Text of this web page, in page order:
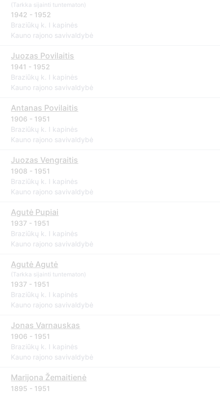
(Tarkka sijainti tuntematon)
1942 - 1952
Braziūkų k. I kapinės
Kauno rajono savivaldybė
Juozas Povilaitis
1941 - 1952
Braziūkų k. I kapinės
Kauno rajono savivaldybė
Antanas Povilaitis
1906 - 1951
Braziūkų k. I kapinės
Kauno rajono savivaldybė
Juozas Vengraitis
1908 - 1951
Braziūkų k. I kapinės
Kauno rajono savivaldybė
Agutė Pupiai
1937 - 1951
Braziūkų k. I kapinės
Kauno rajono savivaldybė
Agutė Agutė
(Tarkka sijainti tuntematon)
1937 - 1951
Braziūkų k. I kapinės
Kauno rajono savivaldybė
Jonas Varnauskas
1906 - 1951
Braziūkų k. I kapinės
Kauno rajono savivaldybė
Marijona Žemaitienė
1895 - 1951